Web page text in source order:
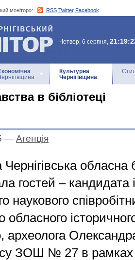
монітор»: RSS Twitter Facebook
монітор»
Четвер, 6 серпня,
Культурна
Чернігівщина
в бібліотеці
— Агенцiя
обласна
гостей – кандидата
наукового
обласного
археолога
ЗОШ № 27 в